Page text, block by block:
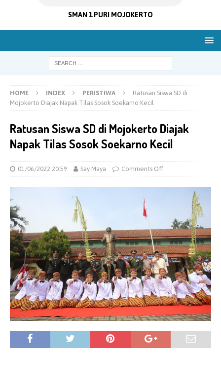
SMAN 1 PURI MOJOKERTO
HOME INDEX PERISTIWA
Ratusan Siswa SD di
Mojokerto Diajak Napak Tilas Sosok Soekarno Kecil
Ratusan Siswa SD di Mojokerto Diajak
Napak Tilas Sosok Soekarno Kecil
01/06/2022 20:59 Say Maya Comments Off